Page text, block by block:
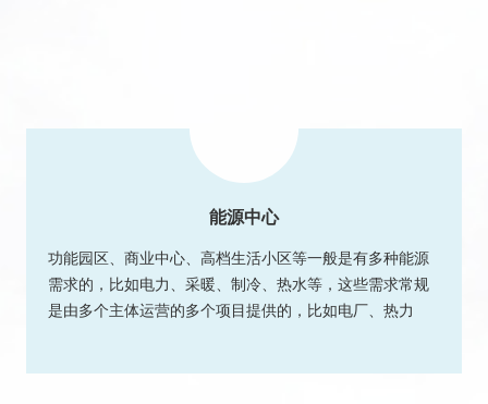
能源中心
功能园区、商业中心、高档生活小区等一般是有多种能源
需求的，比如电力、采暖、制冷、热水等，这些需求常规
是由多个主体运营的多个项目提供的，比如电厂、热力